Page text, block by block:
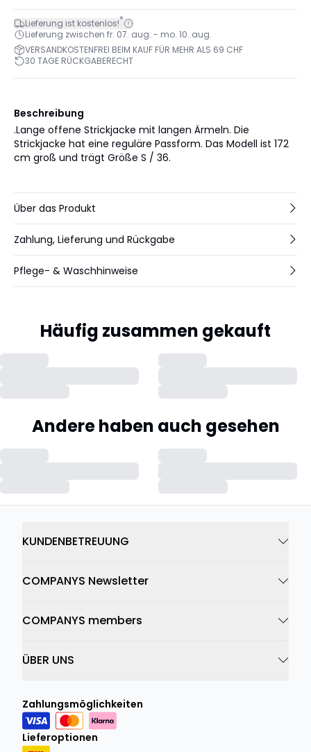
Lieferung ist kostenlos!*
Lieferung zwischen fr. 07. aug. - mo. 10. aug.
VERSANDKOSTENFREI BEIM KAUF FÜR MEHR ALS 69 CHF
30 TAGE RÜCKGABERECHT
Beschreibung
.Lange offene Strickjacke mit langen Ärmeln. Die
Strickjacke hat eine reguläre Passform. Das Modell ist 172
cm groß und trägt Größe S / 36.
Über das Produkt
Zahlung, Lieferung und Rückgabe
Pflege- & Waschhinweise
Häufig zusammen gekauft
Andere haben auch gesehen
KUNDENBETREUUNG
COMPANYS Newsletter
COMPANYS members
ÜBER UNS
Zahlungsmöglichkeiten
Lieferoptionen